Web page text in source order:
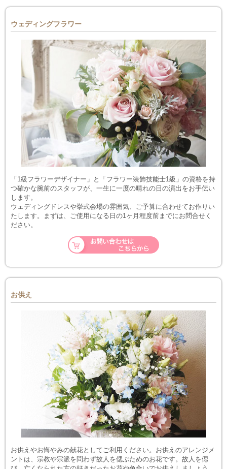
ウェディングフラワー
「1級フラワーデザイナー」と「フラワー装飾技能士1級」の資格を持
つ確かな腕前のスタッフが、一生に一度の晴れの日の演出をお手伝い
します。
ウェディングドレスや挙式会場の雰囲気、ご予算に合わせてお作りい
たします。まずは、ご使用になる日の1ヶ月程度前までにお問合せく
ださい。
お供え
お供えやお悔やみの献花としてご利用ください。お供えのアレンジメ
ントは、宗教や宗派を問わず故人を偲ぶためのお花です。故人を偲